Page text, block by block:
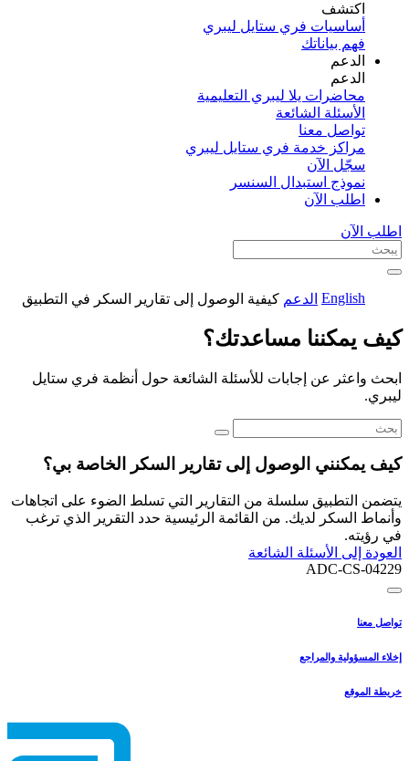
اكتشف​
أساسيات فري ستايل ليبري
فهم بياناتك
الدعم
الدعم
محاضرات يلا ليبري التعليمية
الأسئلة الشائعة
تواصل معنا
مراكز خدمة فري ستايل ليبري
سجّل الآن​
نموذج استبدال السنسر
اطلب الآن
اطلب الآن
English الدعم كيفية الوصول إلى تقارير السكر في التطبيق
كيف يمكننا مساعدتك؟
ابحث واعثر عن إجابات للأسئلة الشائعة حول أنظمة فري ستايل
ليبري.
كيف يمكنني الوصول إلى تقارير السكر الخاصة بي؟
يتضمن التطبيق سلسلة من التقارير التي تسلط الضوء على اتجاهات
وأنماط السكر لديك. من القائمة الرئيسية حدد التقرير الذي ترغب
في رؤيته.
العودة إلى الأسئلة الشائعة
ADC-CS-04229
تواصل معنا
إخلاء المسؤولية والمراجع
خريطة الموقع